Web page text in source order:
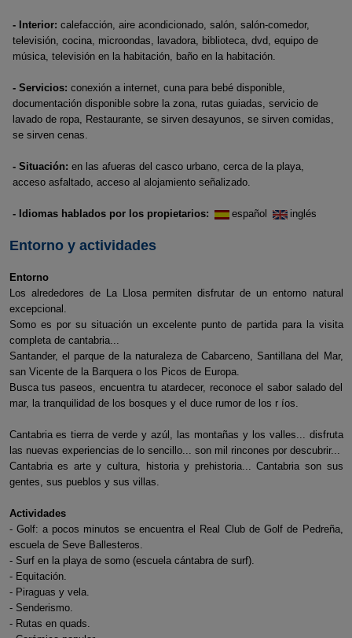
- Interior: calefacción, aire acondicionado, salón, salón-comedor,
televisión, cocina, microondas, lavadora, biblioteca, dvd, equipo de
música, televisión en la habitación, baño en la habitación.
- Servicios: conexión a internet, cuna para bebé disponible,
documentación disponible sobre la zona, rutas guiadas, servicio de
lavado de ropa, Restaurante, se sirven desayunos, se sirven comidas,
se sirven cenas.
- Situación: en las afueras del casco urbano, cerca de la playa,
acceso asfaltado, acceso al alojamiento señalizado.
- Idiomas hablados por los propietarios: español inglés
Entorno y actividades
Entorno
Los alrededores de La Llosa permiten disfrutar de un entorno natural
excepcional.
Somo es por su situación un excelente punto de partida para la visita
completa de cantabria...
Santander, el parque de la naturaleza de Cabarceno, Santillana del Mar,
san Vicente de la Barquera o los Picos de Europa.
Busca tus paseos, encuentra tu atardecer, reconoce el sabor salado del
mar, la tranquilidad de los bosques y el duce rumor de los r íos.
Cantabria es tierra de verde y azúl, las montañas y los valles... disfruta
las nuevas experiencias de lo sencillo... son mil rincones por descubrir...
Cantabria es arte y cultura, historia y prehistoria... Cantabria son sus
gentes, sus pueblos y sus villas.
Actividades
- Golf: a pocos minutos se encuentra el Real Club de Golf de Pedreña,
escuela de Seve Ballesteros.
- Surf en la playa de somo (escuela cántabra de surf).
- Equitación.
- Piraguas y vela.
- Senderismo.
- Rutas en quads.